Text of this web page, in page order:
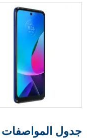
جدول المواصفات